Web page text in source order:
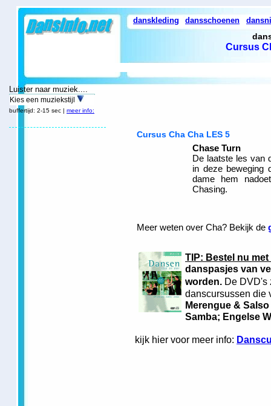
danskleding dansschoenen
Cursus
Cursus Cha Cha LES 5
Chase Turn
De laatste les van
in deze beweging
dame hem
Chasing.
Meer weten over Cha? Bekijk de
TIP: Bestel nu
danspasjes van
worden. De DVD's
danscursussen die
Merengue &
Samba; Engelse
kijk hier voor meer info:
Luister naar muziek....
Kies een muziekstijl
buffertijd: 2-15 sec | meer info: